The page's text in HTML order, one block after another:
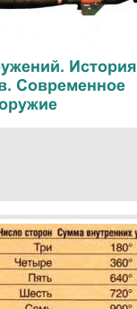
История
Современное